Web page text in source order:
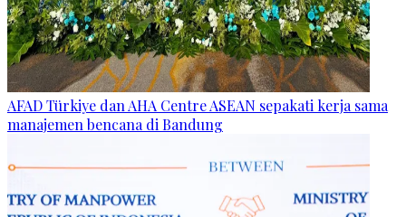
AFAD Türkiye dan AHA Centre ASEAN sepakati kerja sama
manajemen bencana di Bandung